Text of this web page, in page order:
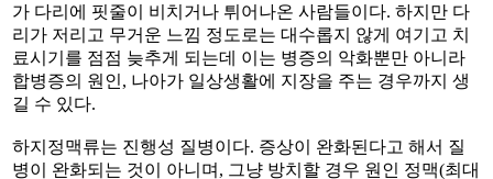
가 다리에 핏줄이 비치거나 튀어나온 사람들이다. 하지만 다
리가 저리고 무거운 느낌 정도로는 대수롭지 않게 여기고 치
료시기를 점점 늦추게 되는데 이는 병증의 악화뿐만 아니라
합병증의 원인, 나아가 일상생활에 지장을 주는 경우까지 생
길 수 있다.
하지정맥류는 진행성 질병이다. 증상이 완화된다고 해서 질
병이 완화되는 것이 아니며, 그냥 방치할 경우 원인 정맥(최대